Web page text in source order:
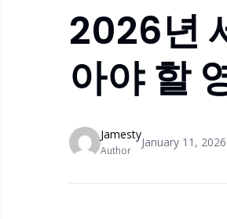
2026년
아야 할
Jamesty
Author
January 11, 2026